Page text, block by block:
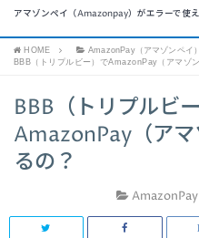
アマゾンペイ（Amazonpay）がエラーで使
HOME
AmazonPay（アマゾンペイ）
BBB（トリプルビー）でAmazonPay（アマゾ
BBB（トリプルビ
AmazonPay（ア
るの？
AmazonPay